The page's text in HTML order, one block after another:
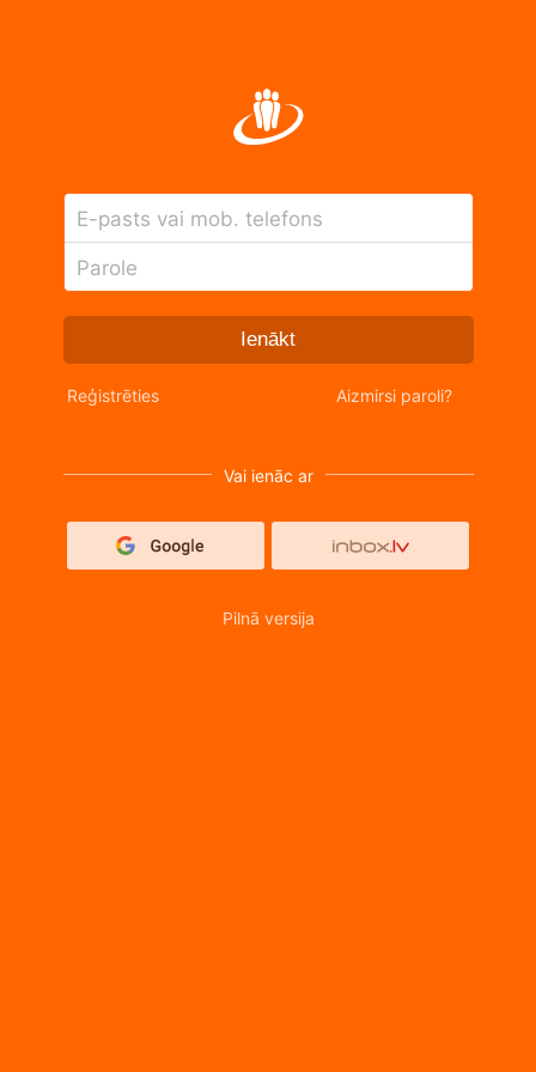
E-pasts vai mob. telefons
Parole
Ienākt
Reģistrēties Aizmirsi paroli?
Vai ienāc ar
Pilnā versija